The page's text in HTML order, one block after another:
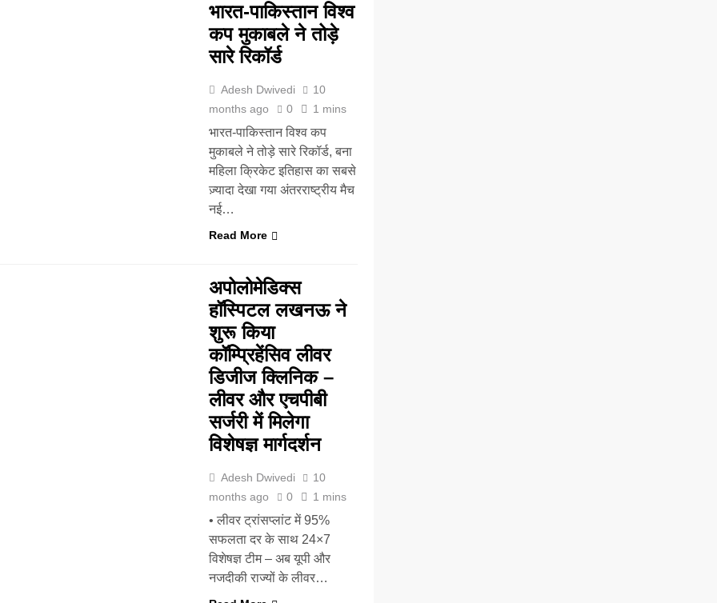
भारत-पाकिस्तान विश्व
कप मुकाबले ने तोड़े
सारे रिकॉर्ड
Adesh Dwivedi
10
months ago
0 1 mins
भारत-पाकिस्तान विश्व कप
मुकाबले ने तोड़े सारे रिकॉर्ड, बना
महिला क्रिकेट इतिहास का सबसे
ज़्यादा देखा गया अंतरराष्ट्रीय मैच
नई…
Read More
अपोलोमेडिक्स
हॉस्पिटल लखनऊ ने
शुरू किया
कॉम्प्रिहेंसिव लीवर
डिजीज क्लिनिक –
लीवर और एचपीबी
सर्जरी में मिलेगा
विशेषज्ञ मार्गदर्शन
Adesh Dwivedi
10
months ago
0 1 mins
• लीवर ट्रांसप्लांट में 95%
सफलता दर के साथ 24×7
विशेषज्ञ टीम – अब यूपी और
नजदीकी राज्यों के लीवर…